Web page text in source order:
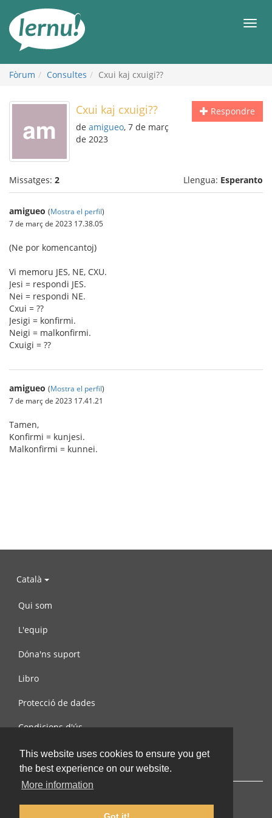
This website uses cookies to ensure you get
the best experience on our website.
More information
contingut
Fòrum Consultes Cxui kaj cxuigi??
Respondre
Cxui kaj cxuigi??
de amigueo, 7 de març
de 2023
Missatges: 2 Llengua: Esperanto
amigueo (Mostra el perfil)
7 de març de 2023 17.38.05
(Ne por komencantoj)
Vi memoru JES, NE, CXU.
Jesi = respondi JES.
Nei = respondi NE.
Cxui = ??
Jesigi = konfirmi.
Neigi = malkonfirmi.
Cxuigi = ??
amigueo (Mostra el perfil)
7 de març de 2023 17.41.21
Tamen,
Konfirmi = kunjesi.
Malkonfirmi = kunnei.
Català
Qui som
L'equip
Dóna'ns suport
Libro
Protecció de dades
Condicions d'ús
Contacta amb nosaltres